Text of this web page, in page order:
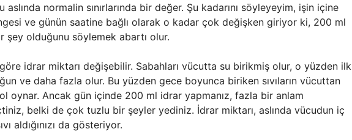
aslında normalin sınırlarında bir değer. Şu kadarını söyleyeyim, işin içine
ve günün saatine bağlı olarak o kadar çok değişken giriyor ki, 200 ml
şey olduğunu söylemek abartı olur.
idrar miktarı değişebilir. Sabahları vücutta su birikmiş olur, o yüzden ilk
ve daha fazla olur. Bu yüzden gece boyunca biriken sıvıların vücuttan
oynar. Ancak gün içinde 200 ml idrar yapmanız, fazla bir anlam
belki de çok tuzlu bir şeyler yediniz. İdrar miktarı, aslında vücudun iç
aldığınızı da gösteriyor.